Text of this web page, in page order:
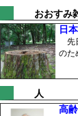
おおすみ
日
先
のた
人
高